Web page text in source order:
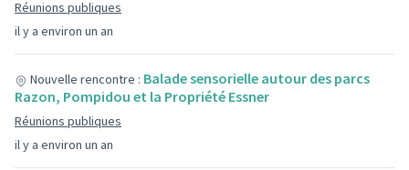
il y a environ un an
Réunions publiques
il y a environ un an
Nouvelle rencontre : Balade sensorielle autour des parcs
Razon, Pompidou et la Propriété Essner
Réunions publiques